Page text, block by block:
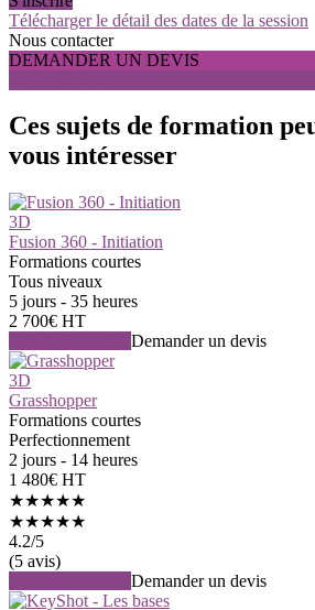
Télécharger le détail des dates de la session
Nous contacter
DEMANDER UN DEVIS
Ces sujets de formation
vous intéresser
3D
Fusion 360 - Initiation
Formations courtes
Tous niveaux
5 jours - 35 heures
2 700€ HT
Demander un devis
3D
Grasshopper
Formations courtes
Perfectionnement
2 jours - 14 heures
1 480€ HT
★★★★★
★★★★★
4.2/5
(5 avis)
Demander un devis